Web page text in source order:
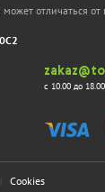
отличаться
с 10.00 до
Cookies